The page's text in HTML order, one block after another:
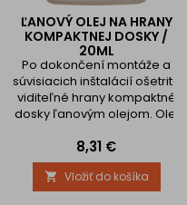
ĽANOVÝ OLEJ NA HRANY
KOMPAKTNEJ DOSKY /
20ML
Po dokončení montáže a
súvisiacich inštalácií ošetrite
viditeľné hrany kompaktné
dosky ľanovým olejom. Olej
vrstve mäkkou tkaninou
alebo špongiou. Následne
utrite do sucha a vyleštite. Po
napustení olejom získa hrana
Cena
8,31 €
 Vložiť do košíka